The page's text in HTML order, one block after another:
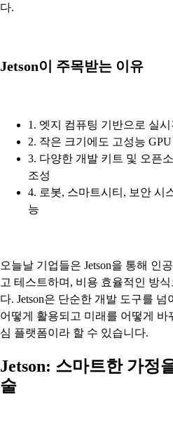
다.
Jetson이 주목받는 이유
1. 엣지 컴퓨팅 기반으로 실
2. 작은 크기에도 고성능
3. 다양한 개발 키트 및 오픈
조성
4. 로봇, 스마트시티, 보안 시
능
오늘날 기업들은 Jetson을 통해 인
고 테스트하며, 비용 효율적인 방
다. Jetson은 단순한 개발 도구를
어떻게 활용되고 미래를 어떻게
심 플랫폼이라 할 수 있습니다.
Jetson: 스마트한 가정
술